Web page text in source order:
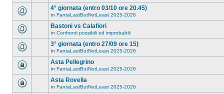
4° giornata (entro 03/10 ore 20.45)
in FantaLastButNotLeast 2025-2026
Bastoni vs Calafiori
in Confronti possibili ed improbabili
3° giornata (entro 27/09 ore 15)
in FantaLastButNotLeast 2025-2026
Asta Pellegrino
in FantaLastButNotLeast 2025-2026
Asta Rovella
in FantaLastButNotLeast 2025-2026